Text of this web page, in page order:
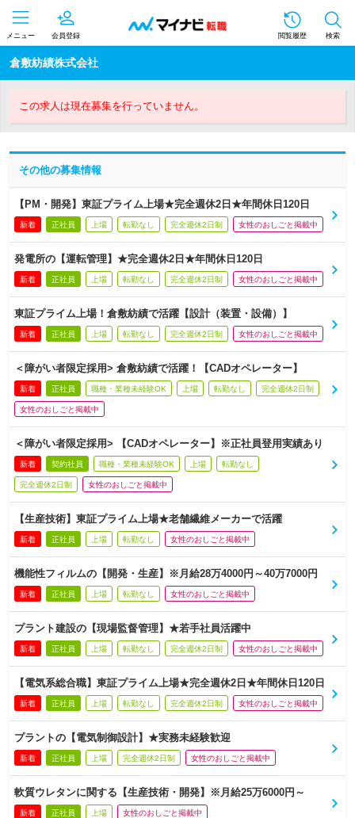
メニュー 会員登録 閲覧履歴 検索
倉敷紡績株式会社
この求人は現在募集を行っていません。
その他の募集情報
【PM・開発】東証プライム上場★完全週休2日★年間休日120日
新着 正社員 上場 転勤なし 完全週休2日制 女性のおしごと掲載中
発電所の【運転管理】★完全週休2日★年間休日120日
新着 正社員 上場 転勤なし 完全週休2日制 女性のおしごと掲載中
東証プライム上場！倉敷紡績で活躍【設計（装置・設備）】
新着 正社員 上場 転勤なし 完全週休2日制 女性のおしごと掲載中
＜障がい者限定採用> 倉敷紡績で活躍！【CADオペレーター】
新着 正社員 職種・業種未経験OK 上場 転勤なし 完全週休2日制
女性のおしごと掲載中
＜障がい者限定採用> 【CADオペレーター】※正社員登用実績あり
新着 契約社員 職種・業種未経験OK 上場 転勤なし
完全週休2日制 女性のおしごと掲載中
【生産技術】東証プライム上場★老舗繊維メーカーで活躍
新着 正社員 上場 転勤なし 女性のおしごと掲載中
機能性フィルムの【開発・生産】※月給28万4000円～40万7000円
新着 正社員 上場 転勤なし 女性のおしごと掲載中
プラント建設の【現場監督管理】★若手社員活躍中
新着 正社員 上場 転勤なし 完全週休2日制 女性のおしごと掲載中
【電気系総合職】東証プライム上場★完全週休2日★年間休日120日
新着 正社員 上場 転勤なし 完全週休2日制 女性のおしごと掲載中
プラントの【電気制御設計】★実務未経験歓迎
新着 正社員 上場 完全週休2日制 女性のおしごと掲載中
軟質ウレタンに関する【生産技術・開発】※月給25万6000円～
新着 正社員 上場 女性のおしごと掲載中